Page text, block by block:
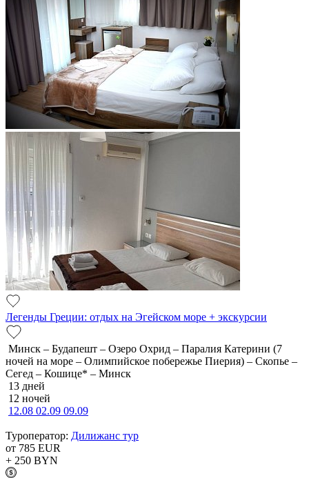
Легенды Греции: отдых на Эгейском море + экскурсии
Минск – Будапешт – Озеро Охрид – Паралия Катерини (7
ночей на море – Олимпийское побережье Пиерия) – Скопье –
Сегед – Кошице* – Минск
13 дней
12 ночей
12.08 02.09 09.09
Туроператор: Дилижанс тур
от 785 EUR
+ 250 BYN